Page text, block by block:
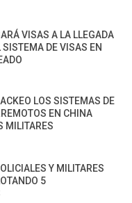
VISAS A LA LLEGADA
SISTEMA DE VISAS EN
LOS SISTEMAS DE
EN CHINA
MILITARES
Y MILITARES
5